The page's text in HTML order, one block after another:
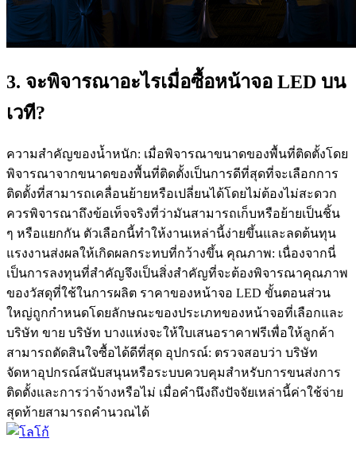
3. จะพิจารณาอะไรเมื่อซื้อหน้าจอ LED บน
เวที?
ความสำคัญของน้ำหนัก: เมื่อพิจารณาขนาดของพื้นที่ติดตั้งโดย
พิจารณาจากขนาดของพื้นที่ติดตั้งเป็นการดีที่สุดที่จะเลือกการ
ติดตั้งที่สามารถเคลื่อนย้ายหรือเปลี่ยนได้โดยไม่ต้องไม่สะดวก
ควรพิจารณาถึงข้อเท็จจริงที่ว่ามันสามารถเก็บหรือย้ายเป็นชิ้น
ๆ หรือแยกกัน ตัวเลือกนี้ทำให้งานเหล่านี้ง่ายขึ้นและลดต้นทุน
แรงงานส่งผลให้เกิดผลกระทบที่กว้างขึ้น คุณภาพ: เนื่องจากนี่
เป็นการลงทุนที่สำคัญจึงเป็นสิ่งสำคัญที่จะต้องพิจารณาคุณภาพ
ของวัสดุที่ใช้ในการผลิต ราคาของหน้าจอ LED ขั้นตอนส่วน
ใหญ่ถูกกำหนดโดยลักษณะของประเภทของหน้าจอที่เลือกและ
บริษัท ขาย บริษัท บางแห่งจะให้ใบเสนอราคาฟรีเพื่อให้ลูกค้า
สามารถตัดสินใจซื้อได้ดีที่สุด อุปกรณ์: ตรวจสอบว่า บริษัท
จัดหาอุปกรณ์สนับสนุนหรือระบบควบคุมสำหรับการขนส่งการ
ติดตั้งและการว่าจ้างหรือไม่ เมื่อคำนึงถึงปัจจัยเหล่านี้ค่าใช้จ่าย
สุดท้ายสามารถคำนวณได้